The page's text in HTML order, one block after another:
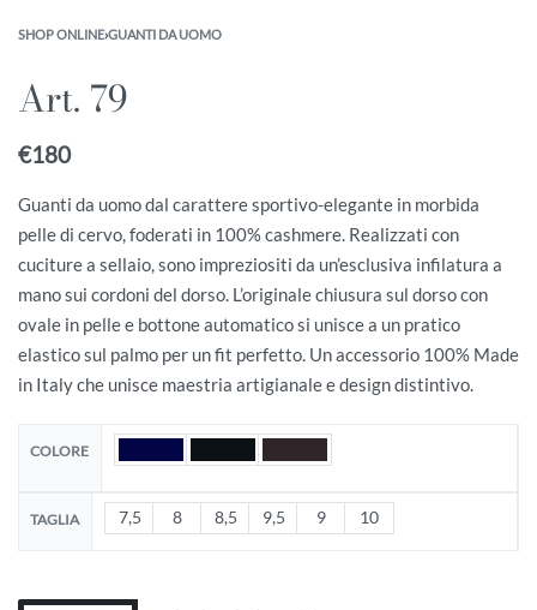
SHOP ONLINE›GUANTI DA UOMO
Art. 79
€180
Guanti da uomo dal carattere sportivo-elegante in morbida
pelle di cervo, foderati in 100% cashmere. Realizzati con
cuciture a sellaio, sono impreziositi da un’esclusiva infilatura a
mano sui cordoni del dorso. L’originale chiusura sul dorso con
ovale in pelle e bottone automatico si unisce a un pratico
elastico sul palmo per un fit perfetto. Un accessorio 100% Made
in Italy che unisce maestria artigianale e design distintivo.
COLORE
TAGLIA 7,5 8 8,5 9,5 9 10